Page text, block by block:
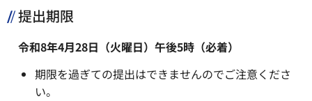
提出期限
令和8年4月28日（火曜日）午後5時（必着）
期限を過ぎての提出はできませんのでご注意くださ
い。